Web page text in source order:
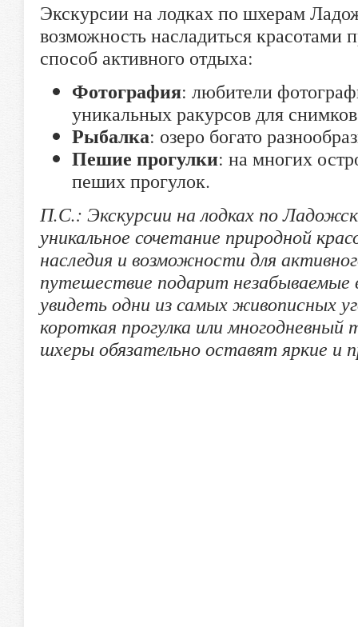
Экскурсии на лодках по шхерам
возможность насладиться
способ активного отдыха:
Фотография: любители
уникальных ракурсов для
Рыбалка: озеро богато
Пешие прогулки: на многих
пеших прогулок.
П.С.: Экскурсии на лодках по
уникальное сочетание природной
наследия и возможности для
путешествие подарит незабываемые
увидеть одни из самых живописных
короткая прогулка или
шхеры обязательно оставят яркие и